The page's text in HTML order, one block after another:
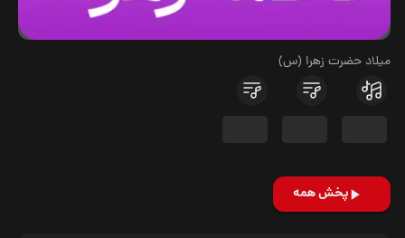
میلاد حضرت زهرا (س)
پخش همه